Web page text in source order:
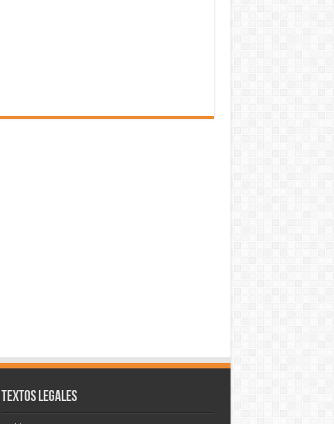
Textos legales